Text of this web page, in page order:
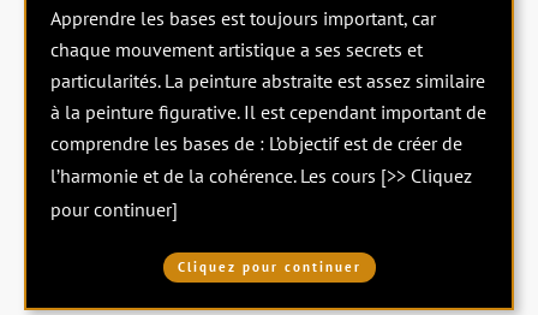
Apprendre les bases est toujours important, car
chaque mouvement artistique a ses secrets et
particularités. La peinture abstraite est assez similaire
à la peinture figurative. Il est cependant important de
comprendre les bases de : L’objectif est de créer de
l’harmonie et de la cohérence. Les cours [>> Cliquez
pour continuer]
Cliquez pour continuer